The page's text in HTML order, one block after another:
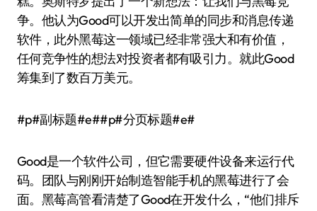
争。他认为Good可以开发出简单的同步和消息传递
软件，此外黑莓这一领域已经非常强大和有价值，
任何竞争性的想法对投资者都有吸引力。就此Good
筹集到了数百万美元。
#p#副标题#e##p#分页标题#e#
Good是一个软件公司，但它需要硬件设备来运行代
码。团队与刚刚开始制造智能手机的黑莓进行了会
面。黑莓高管看清楚了Good在开发什么，“他们排斥